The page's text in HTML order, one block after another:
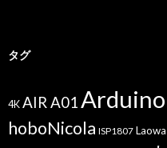
タグ
4K AIR A01Arduino
hoboNicola ISP1807 Laowa